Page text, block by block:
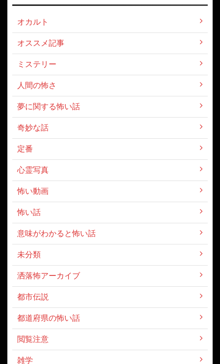
オカルト
オススメ記事
ミステリー
人間の怖さ
夢に関する怖い話
奇妙な話
定番
心霊写真
怖い動画
怖い話
意味がわかると怖い話
未分類
洒落怖アーカイブ
都市伝説
都道府県の怖い話
閲覧注意
雑学